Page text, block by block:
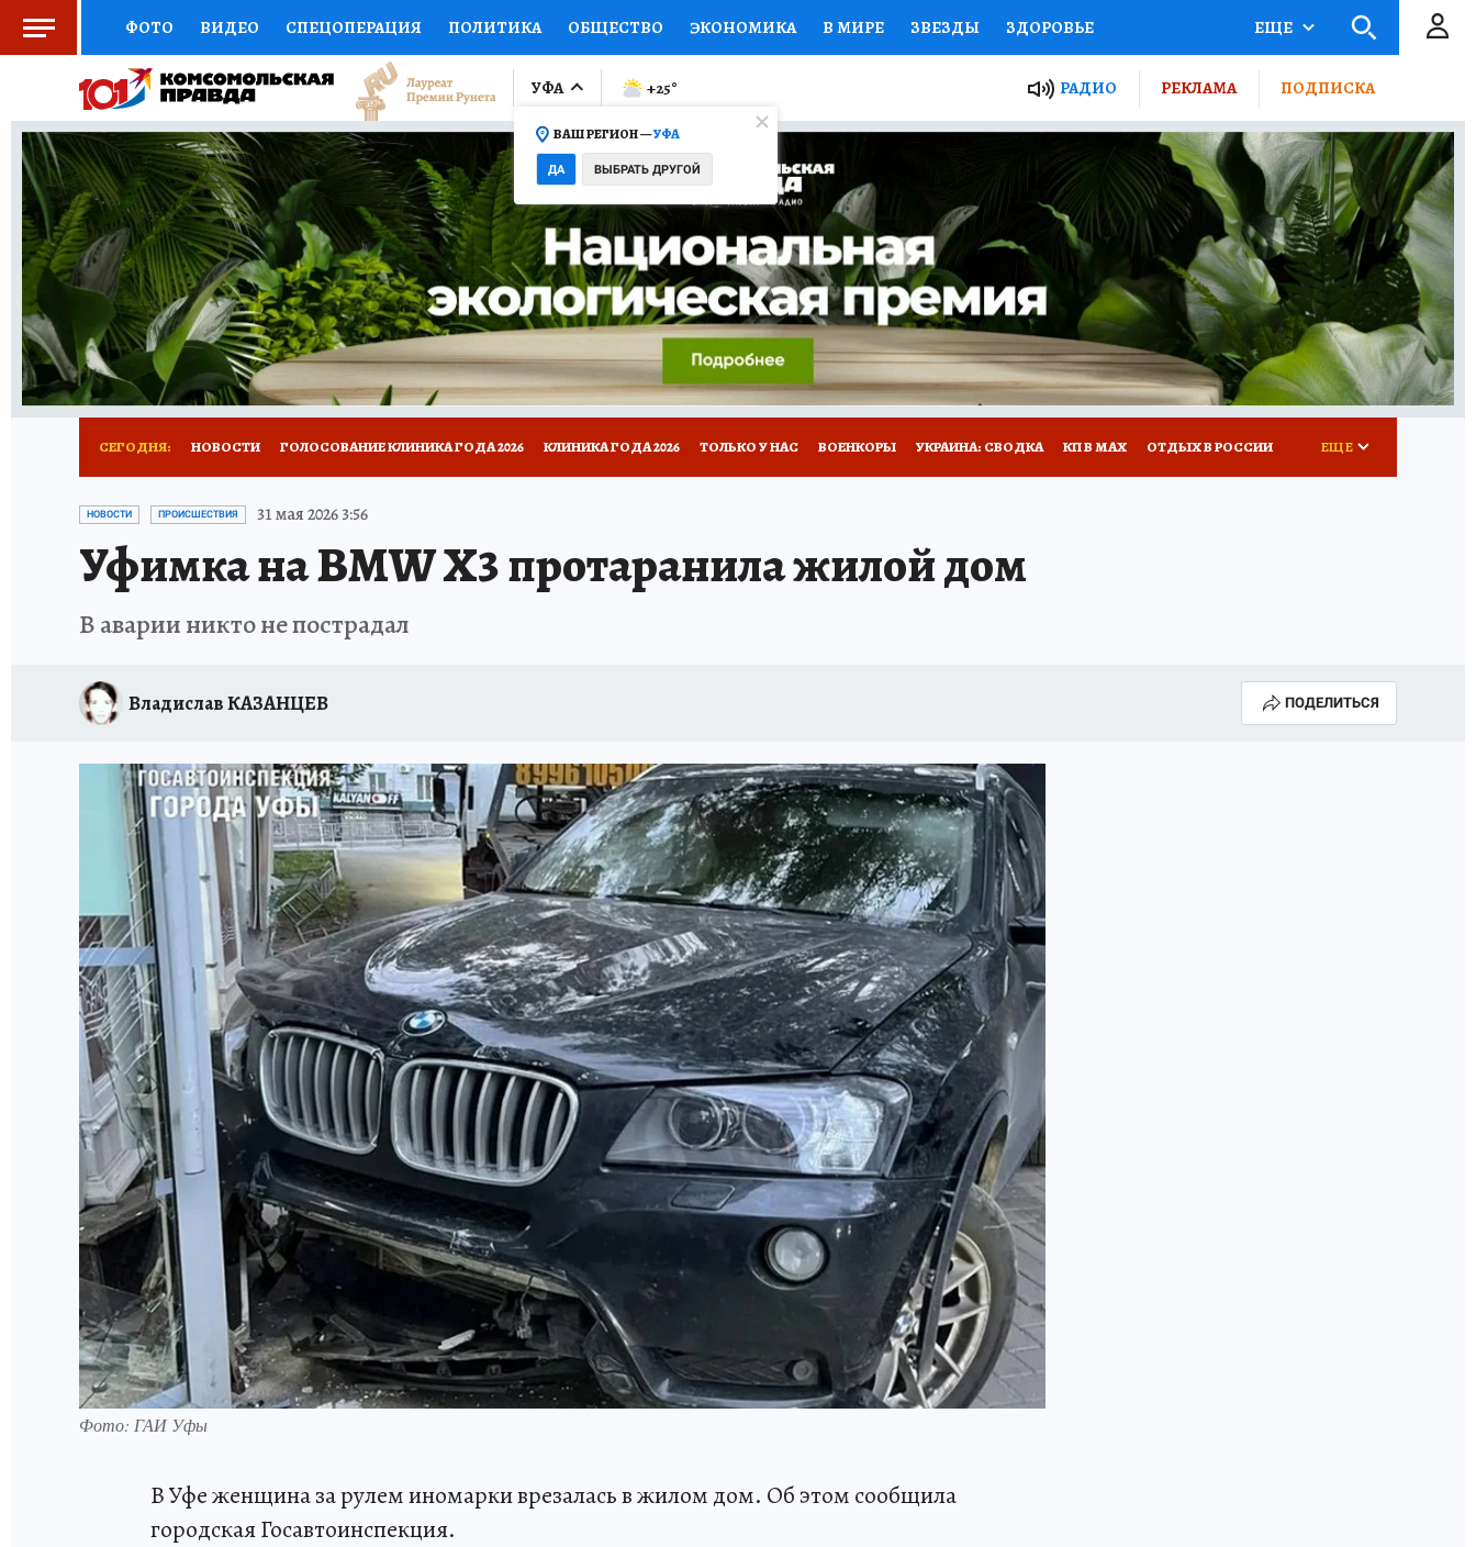
ФОТО ВИДЕО СПЕЦОПЕРАЦИЯ ПОЛИТИКА ОБЩЕСТВО ЭКОНОМИКА В МИРЕ ЗВЕЗДЫ ЗДОРОВЬЕ
СОЦПОДДЕРЖКА НАУКА СПОРТ КОЛУМНИСТЫ ПРОИСШЕСТВИЯ НАЦИОНАЛЬНЫЕ ПРОЕКТЫ РОССИИ
ВЫБОР ЭКСПЕРТОВ ДОКТОР ФИНАНСЫ ОТКРЫВАЕМ МИР СЕМЬЯ ЖЕНСКИЕ СЕКРЕТЫ ПУТЕВОДИТЕЛЬ
КНИЖНАЯ ПОЛКА ПРОГНОЗЫ НА СПОРТ ПРОМОКОДЫ СЕРИАЛЫ СПЕЦПРОЕКТЫ ДЕФИЦИТ ЖЕЛЕЗА ТУРИЗМ
ПРЕСС-ЦЕНТР НЕДВИЖИМОСТЬ ТЕЛЕВИЗОР КОЛЛЕКЦИИ КОНКУРСЫ РАБОТА У НАС ГИД ПОТРЕБИТЕЛЯ ВСЕ О КП
РАДИО КП РЕКЛАМА ТЕСТЫ НОВОЕ НА САЙТЕ
ЕЩЕ
УФА
ВАШ РЕГИОН —УФА
ДА ВЫБРАТЬ ДРУГОЙ
+25° РАДИО РЕКЛАМА ПОДПИСКА
СЕГОДНЯ: НОВОСТИ ГОЛОСОВАНИЕ КЛИНИКА ГОДА 2026 КЛИНИКА ГОДА 2026 ТОЛЬКО У НАС ВОЕНКОРЫ УКРАИНА: СВОДКА КП В МАХ ОТДЫХ В РОССИИ
ЗАПОВЕДНАЯ РОССИЯ ПРОИСШЕСТВИЯ
ЕЩЕ
НОВОСТИ ПРОИСШЕСТВИЯ 31 мая 2026 3:56
Уфимка на BMW X3 протаранила жилой дом
В аварии никто не пострадал
Владислав КАЗАНЦЕВ ПОДЕЛИТЬСЯ
Фото: ГАИ Уфы
В Уфе женщина за рулем иномарки врезалась в жилом дом. Об этом сообщила
городская Госавтоинспекция.